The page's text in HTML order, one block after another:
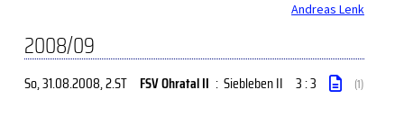
Andreas Lenk
2008/09
So, 31.08.2008, 2.ST FSV Ohratal II : Siebleben II 3 : 3 (1)